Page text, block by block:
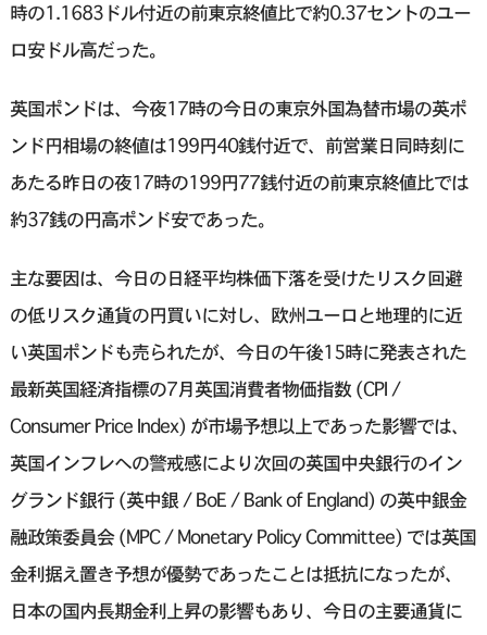
時の1.1683ドル付近の前東京終値比で約0.37セントのユー
ロ安ドル高だった。
英国ポンドは、今夜17時の今日の東京外国為替市場の英ポ
ンド円相場の終値は199円40銭付近で、前営業日同時刻に
あたる昨日の夜17時の199円77銭付近の前東京終値比では
約37銭の円高ポンド安であった。
主な要因は、今日の日経平均株価下落を受けたリスク回避
の低リスク通貨の円買いに対し、欧州ユーロと地理的に近
い英国ポンドも売られたが、今日の午後15時に発表された
最新英国経済指標の7月英国消費者物価指数 (CPI /
Consumer Price Index) が市場予想以上であった影響では、
英国インフレへの警戒感により次回の英国中央銀行のイン
グランド銀行 (英中銀 / BoE / Bank of England) の英中銀金
融政策委員会 (MPC / Monetary Policy Committee) では英国
金利据え置き予想が優勢であったことは抵抗になったが、
日本の国内長期金利上昇の影響もあり、今日の主要通貨に